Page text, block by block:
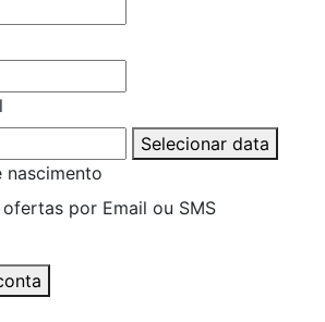
Selecionar data
nascimento
por Email ou SMS